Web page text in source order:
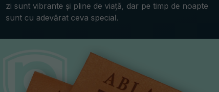
zi sunt vibrante și pline de viață, dar pe timp de noapte
sunt cu adevărat ceva special.